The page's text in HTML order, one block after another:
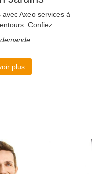
Axeo services à
Confiez ...
plus